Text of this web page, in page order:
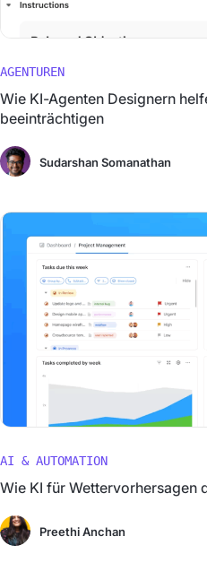
AGENTUREN
Wie KI-Agenten Designern
beeinträchtigen
Sudarshan Somanathan
AI & AUTOMATION
Wie KI für Wettervorhersagen
Preethi Anchan